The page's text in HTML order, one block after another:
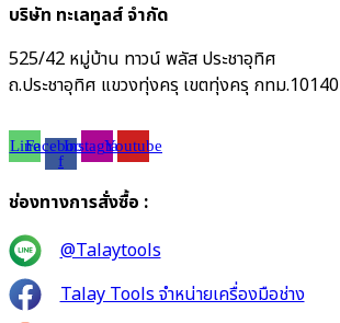
บริษัท ทะเลทูลส์ จำกัด
525/42 หมู่บ้าน ทาวน์ พลัส ประชาอุทิศ
ถ.ประชาอุทิศ แขวงทุ่งครุ เขตทุ่งครุ กทม.10140
LineFacebook-
f
InstagramYoutube
ช่องทางการสั่งซื้อ :
@Talaytools
Talay Tools จำหน่ายเครื่องมือช่าง